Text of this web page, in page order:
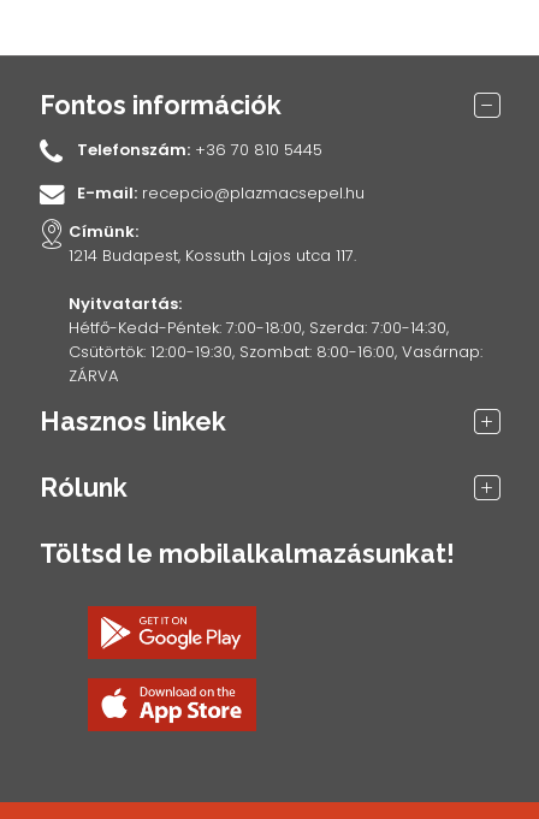
Fontos információk
Telefonszám: +36 70 810 5445
E-mail: recepcio@plazmacsepel.hu
Címünk:
1214 Budapest, Kossuth Lajos utca 117.
Nyitvatartás:
Hétfő-Kedd-Péntek: 7:00-18:00, Szerda: 7:00-14:30,
Csütörtök: 12:00-19:30, Szombat: 8:00-16:00, Vasárnap:
ZÁRVA
Hasznos linkek
Rólunk
Töltsd le mobilalkalmazásunkat!